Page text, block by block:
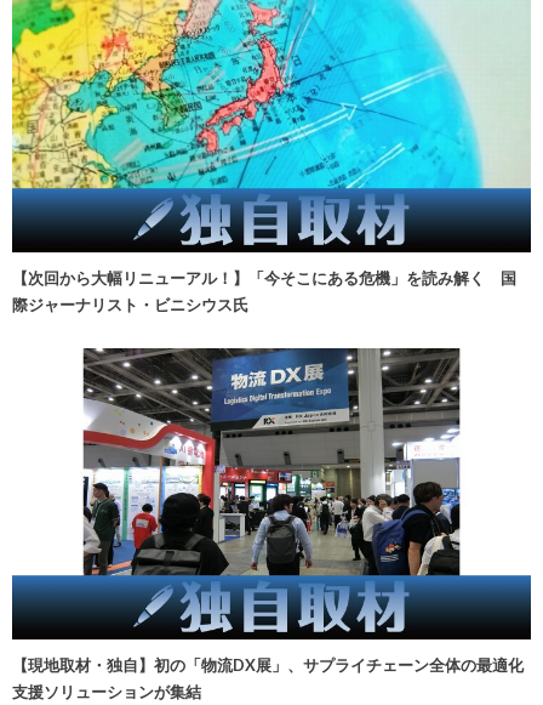
【次回から大幅リニューアル！】「今そこにある危機」を読み解く 国
際ジャーナリスト・ビニシウス氏
【現地取材・独自】初の「物流DX展」、サプライチェーン全体の最適化
支援ソリューションが集結